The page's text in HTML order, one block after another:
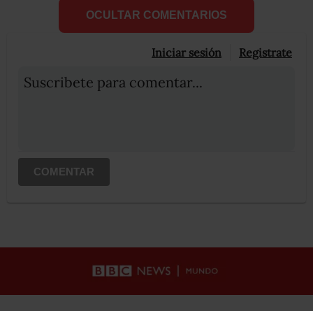
OCULTAR COMENTARIOS
Iniciar sesión Registrate
Suscribete para comentar...
COMENTAR